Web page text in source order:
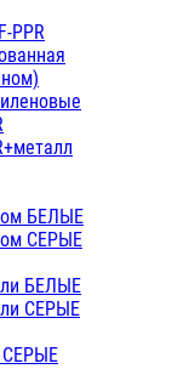
PPR
БЕЛЫЕ
СЕРЫЕ
БЕЛЫЕ
СЕРЫЕ
СЕРЫЕ